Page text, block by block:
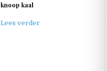
knoop kaal
Lees verder